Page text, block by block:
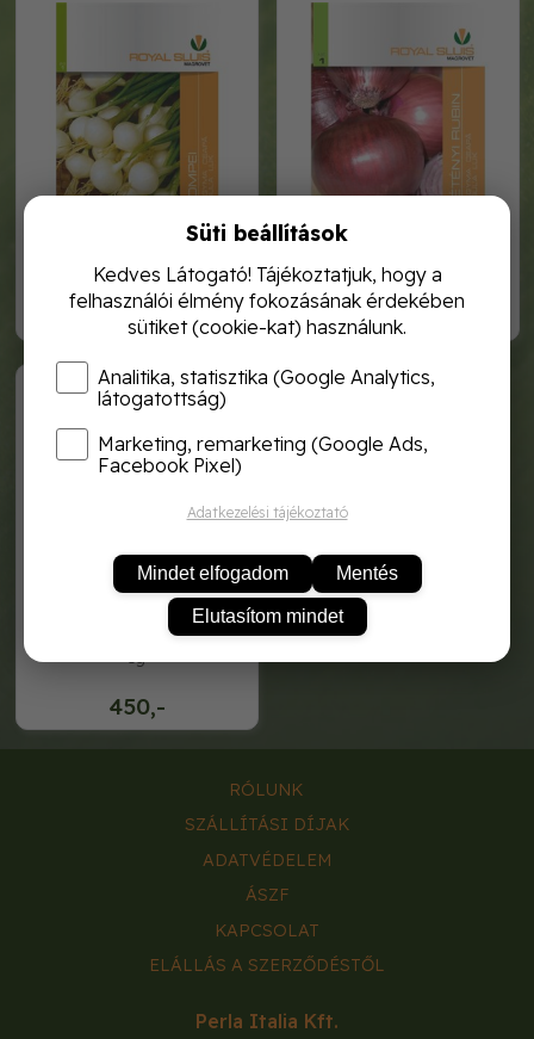
450,-
royal hagyma sonkahagyma
1g
450,-
royal hagyma tétényi rubin
1g
R Hagyma Gyöngy
450,-
royal hagymagyöngy pompei
RÓLUNK
SZÁLLÍTÁSI DÍJAK
ADATVÉDELEM
ÁSZF
KAPCSOLAT
ELÁLLÁS A SZERZŐDÉSTŐL
Perla Italia Kft.
Süti beállítások
Kedves Látogató! Tájékoztatjuk, hogy a
felhasználói élmény fokozásának érdekében
sütiket (cookie-kat) használunk.
Analitika, statisztika (Google Analytics,
látogatottság)
Marketing, remarketing (Google Ads,
Facebook Pixel)
Adatkezelési tájékoztató
Mindet elfogadom Mentés
Elutasítom mindet